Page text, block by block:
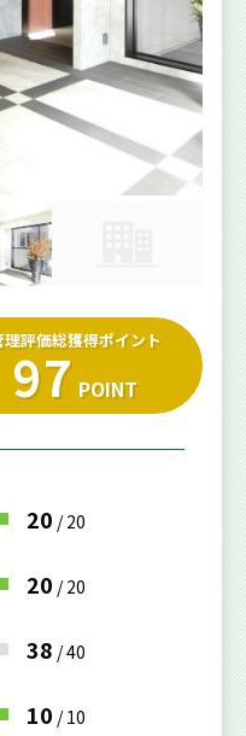
理評価総獲得ポイント
97 POINT
20 /20
20 /20
38 /40
10 /10